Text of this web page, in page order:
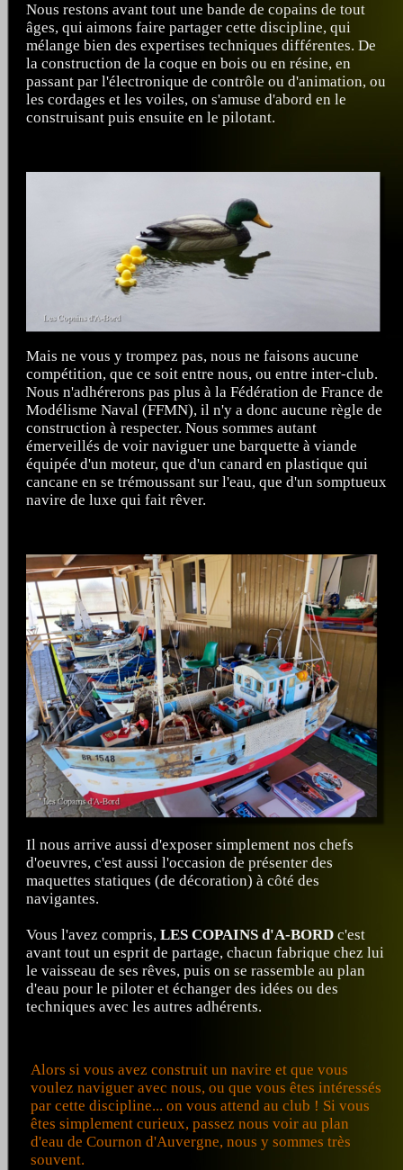
Nous restons avant tout une bande de copains de tout
âges, qui aimons faire partager cette discipline, qui
mélange bien des expertises techniques différentes. De
la construction de la coque en bois ou en résine, en
passant par l'électronique de contrôle ou d'animation, ou
les cordages et les voiles, on s'amuse d'abord en le
construisant puis ensuite en le pilotant.
Mais ne vous y trompez pas, nous ne faisons aucune
compétition, que ce soit entre nous, ou entre inter-club.
Nous n'adhérerons pas plus à la Fédération de France de
Modélisme Naval (FFMN), il n'y a donc aucune règle de
construction à respecter. Nous sommes autant
émerveillés de voir naviguer une barquette à viande
équipée d'un moteur, que d'un canard en plastique qui
cancane en se trémoussant sur l'eau, que d'un somptueux
navire de luxe qui fait rêver.
Il nous arrive aussi d'exposer simplement nos chefs
d'oeuvres, c'est aussi l'occasion de présenter des
maquettes statiques (de décoration) à côté des
navigantes.
Vous l'avez compris, LES COPAINS d'A-BORD c'est
avant tout un esprit de partage, chacun fabrique chez lui
le vaisseau de ses rêves, puis on se rassemble au plan
d'eau pour le piloter et échanger des idées ou des
techniques avec les autres adhérents.
Alors si vous avez construit un navire et que vous
voulez naviguer avec nous, ou que vous êtes intéressés
par cette discipline... on vous attend au club ! Si vous
êtes simplement curieux, passez nous voir au plan
d'eau de Cournon d'Auvergne, nous y sommes très
souvent.